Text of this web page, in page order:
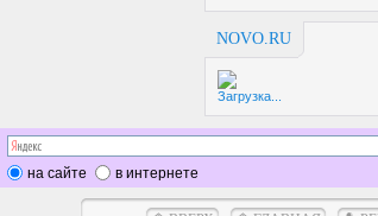
NOVO.RU
Загрузка...
на сайте в интернете